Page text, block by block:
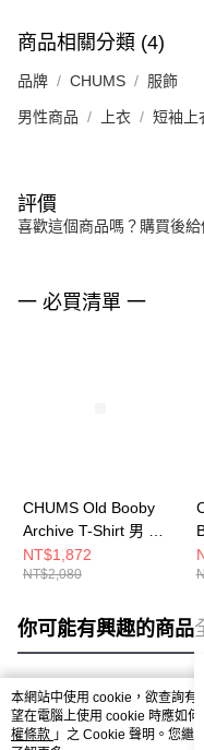
商品相關分類 (4)
品牌 CHUMS 服飾
男性商品 上衣 短袖上
評價
喜歡這個商品嗎？購買後
一 必買清單 一
CHUMS Old Booby
Archive T-Shirt 男 短
袖上衣 淺灰色
CH012724G115
NT$1,872
NT$2,080
你可能有興趣的商品
熱門標籤
本網站中使用 cookie，欲查詢有
望在電腦上使用 cookie 時應如
權條款 」之 Cookie 聲明。您繼